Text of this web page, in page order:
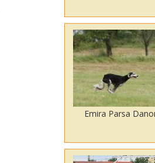
Emira Parsa